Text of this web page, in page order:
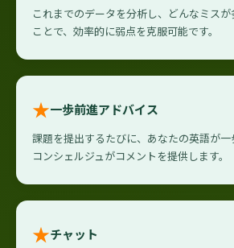
これまでのデータを分析し、どんなミス
ことで、効率的に弱点を克服可能です。
★一歩前進アドバイス
課題を提出するたびに、あなたの英語が
コンシェルジュがコメントを提供します。
★チャット